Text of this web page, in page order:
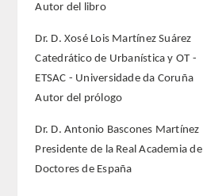
Autor del libro
Dr. D. Xosé Lois Martínez Suárez
Catedrático de Urbanística y OT -
ETSAC - Universidade da Coruña
Autor del prólogo
Dr. D. Antonio Bascones Martínez
Presidente de la Real Academia de
Doctores de España